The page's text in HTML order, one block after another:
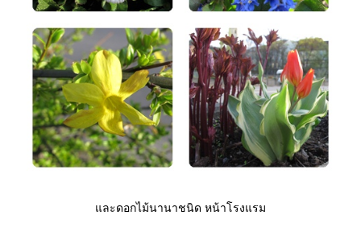
ละดอกไม้นานาชนิด หน้าโรงแรม